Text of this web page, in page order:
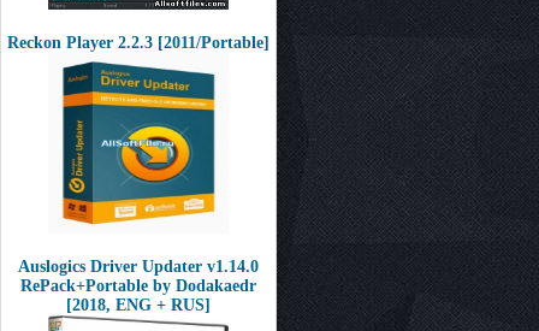
Reckon Player 2.2.3 [2011/Portable]
Auslogics Driver Updater v1.14.0
RePack+Portable by Dodakaedr
[2018, ENG + RUS]